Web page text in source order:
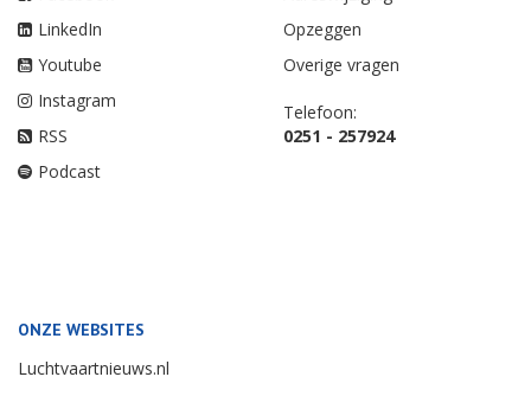
LinkedIn
Youtube
Instagram
RSS
Podcast
Opzeggen
Overige vragen
Telefoon:
0251 - 257924
ONZE WEBSITES
Luchtvaartnieuws.nl